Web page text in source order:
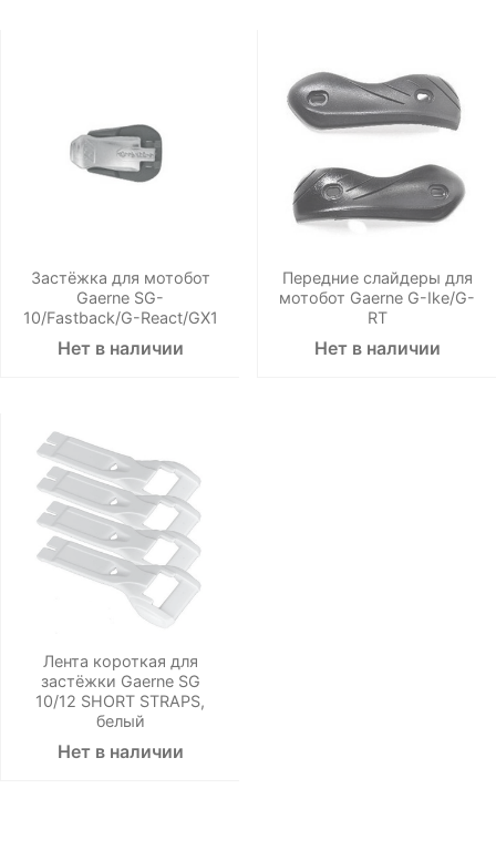
Застёжка для мотобот
Gaerne SG-
10/Fastback/G-React/GX1
Нет в наличии
Передние слайдеры для
мотобот Gaerne G-Ike/G-
RT
Нет в наличии
Лента короткая для
застёжки Gaerne SG
10/12 SHORT STRAPS,
белый
Нет в наличии